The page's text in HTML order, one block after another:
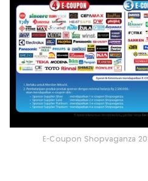
E-Coupon Shopvaganza